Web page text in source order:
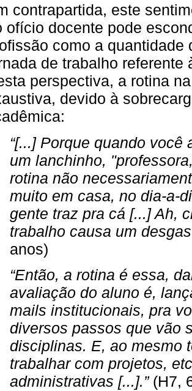
contrapartida, este
ofício docente pode
como a
de trabalho
perspectiva, a rotina
devido à
“[...] Porque quando
um lanchinho,
rotina não
muito em casa, no dia-a-
gente traz pra cá [...] Ah,
trabalho causa um
anos)
“Então, a rotina é essa,
avaliação do aluno é,
mails institucionais, pra
diversos passos que vão
disciplinas. E, ao mesmo
trabalhar com projetos,
administrativas [...].”(H7,